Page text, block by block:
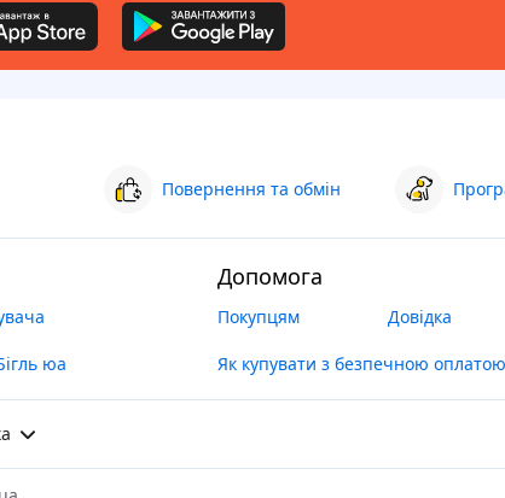
Повернення та обмін
юа
Допомога
Покупцям Довідка
Як купувати з безпечною оплатою